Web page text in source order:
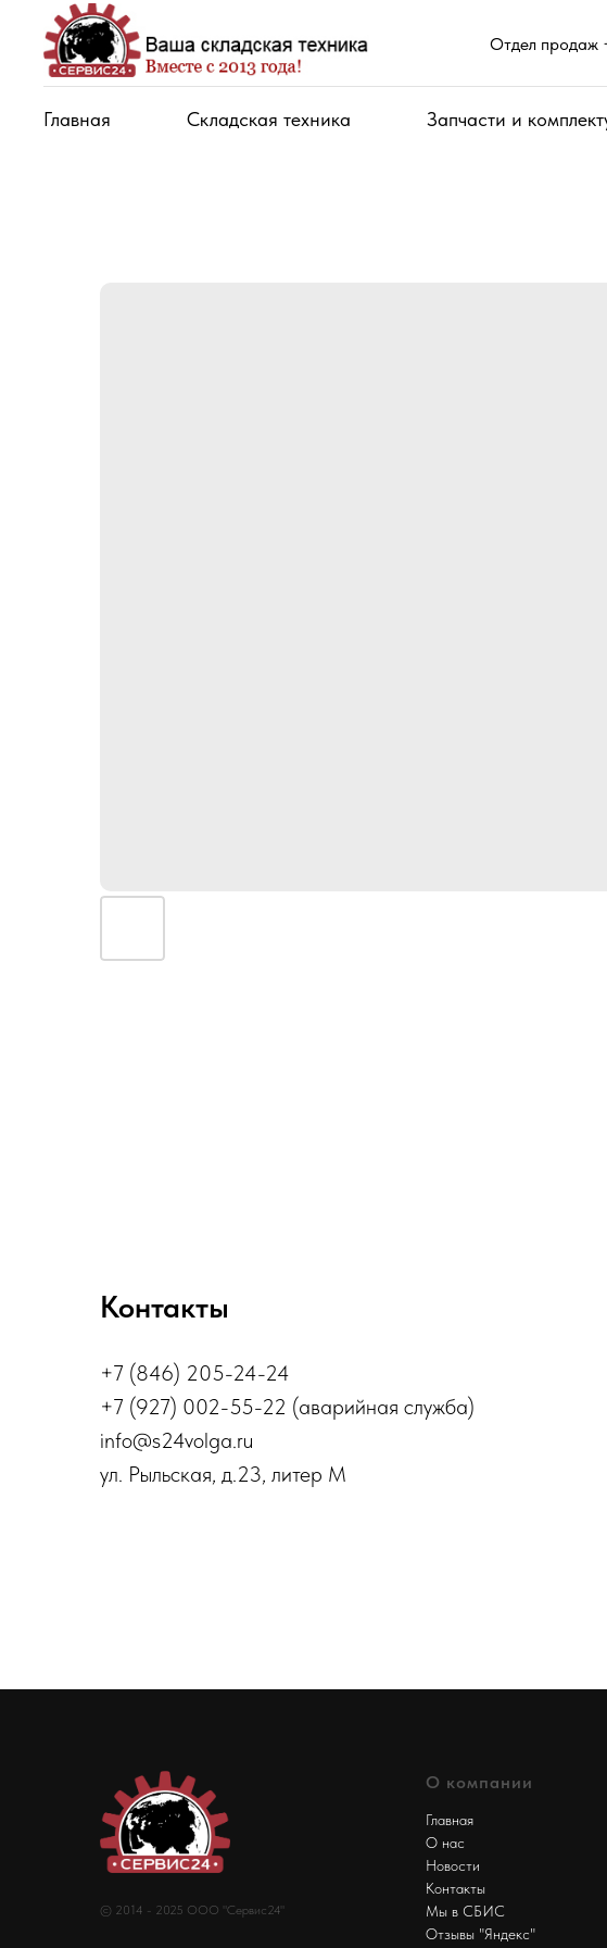
Отдел продаж
Главная Складская техника Запчасти и
Контакты
+7 (846) 205-24-24
+7 (927) 002-55-22 (аварийная служба)
info@s24volga.ru
ул. Рыльская, д.23, литер М
© 2014 - 2025 ООО "Сервис24"
О компании
Главная
О нас
Новости
Контакты
Мы в СБИС
Отзывы "Яндекс"